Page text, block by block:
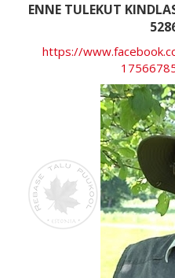
ENNE TULEKUT
https://